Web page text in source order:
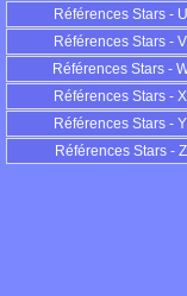
Références Stars - U
Références Stars - V
Références Stars -
Références Stars - X
Références Stars - Y
Références Stars - Z